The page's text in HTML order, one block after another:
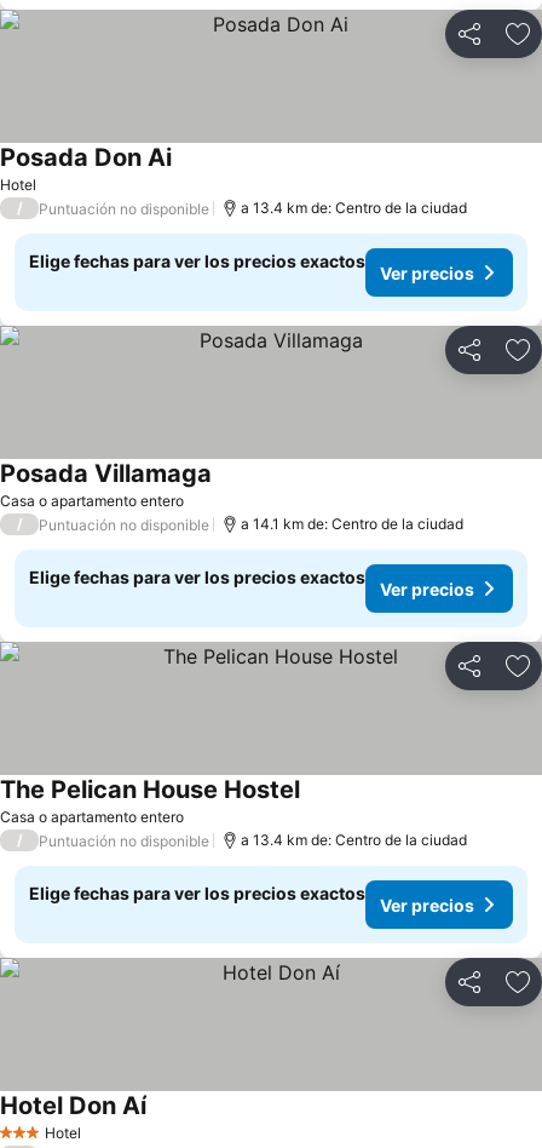
Compartir
Hotel
Posada Don Ai
/ Puntuación no disponible a 13.4 km de: Centro de la ciudad
Elige fechas para ver los precios exactos
Ver precios
Compartir
Casa o apartamento entero
Posada Villamaga
/ Puntuación no disponible a 14.1 km de: Centro de la ciudad
Elige fechas para ver los precios exactos
Ver precios
Compartir
Casa o apartamento entero
The Pelican House Hostel
/ Puntuación no disponible a 13.4 km de: Centro de la ciudad
Elige fechas para ver los precios exactos
Ver precios
Compartir
3 Estrellas
Hotel
Hotel Don Aí